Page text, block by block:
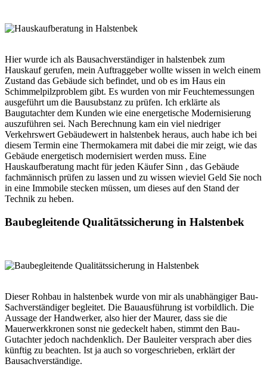
Hier wurde ich als Bausachverständiger in halstenbek zum
Hauskauf gerufen, mein Auftraggeber wollte wissen in welch einem
Zustand das Gebäude sich befindet, und ob es im Haus ein
Schimmelpilzproblem gibt. Es wurden von mir Feuchtemessungen
ausgeführt um die Bausubstanz zu prüfen. Ich erklärte als
Baugutachter dem Kunden wie eine energetische Modernisierung
auszuführen sei. Nach Berechnung kam ein viel niedriger
Verkehrswert Gebäudewert in halstenbek heraus, auch habe ich bei
diesem Termin eine Thermokamera mit dabei die mir zeigt, wie das
Gebäude energetisch modernisiert werden muss. Eine
Hauskaufberatung macht für jeden Käufer Sinn , das Gebäude
fachmännisch prüfen zu lassen und zu wissen wieviel Geld Sie noch
in eine Immobile stecken müssen, um dieses auf den Stand der
Technik zu heben.
Baubegleitende Qualitätssicherung in Halstenbek
Dieser Rohbau in halstenbek wurde von mir als unabhängiger Bau-
Sachverständiger begleitet. Die Bauausführung ist vorbildlich. Die
Aussage der Handwerker, also hier der Maurer, dass sie die
Mauerwerkkronen sonst nie gedeckelt haben, stimmt den Bau-
Gutachter jedoch nachdenklich. Der Bauleiter versprach aber dies
künftig zu beachten. Ist ja auch so vorgeschrieben, erklärt der
Bausachverständige.